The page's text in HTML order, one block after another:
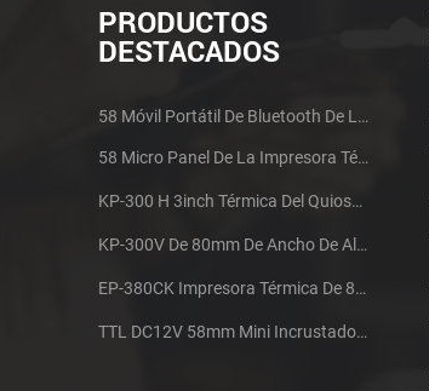
PRODUCTOS
DESTACADOS
58 Móvil Portátil De Bluetooth De La Impresora Térmica De PTP-II
58 Micro Panel De La Impresora Térmica De Recibos CSN-A1
KP-300 H 3inch Térmica Del Quiosco De La Impresora Módulo De
KP-300V De 80mm De Ancho De Alta Velocidad De La Impresora Térmica Del Quiosco
EP-380CK Impresora Térmica De 80 Mm Con Bloqueo De La Tapa
TTL DC12V 58mm Mini Incrustado Taxi De La Impresora Térmica De Recibos